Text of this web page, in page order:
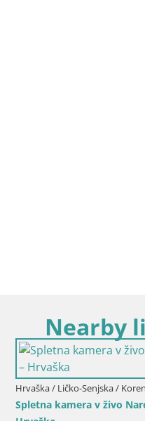
Nearby
Hrvaška / Ličko-Senjska /
Spletna kamera v živo